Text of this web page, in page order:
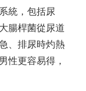
統，包括尿
腸桿菌從尿道
、排尿時灼熱
性更容易得，